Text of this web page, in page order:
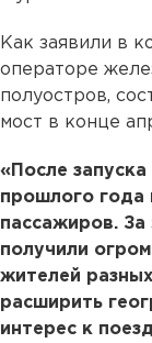
Как заявили в
операторе
полуостров,
мост в конце
«После
прошлого года
пассажиров.
получили
жителей
расширить
интерес к